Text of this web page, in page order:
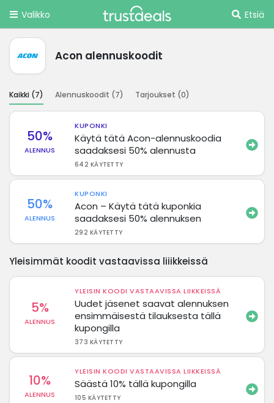
Valikko Etsiä
Acon alennuskoodit
Kaikki (7) Alennuskoodit (7) Tarjoukset (0)
50%
ALENNUS
KUPONKI
Käytä tätä Acon-alennuskoodia
saadaksesi 50% alennusta
642 KÄYTETTY
50%
ALENNUS
KUPONKI
Acon – Käytä tätä kuponkia
saadaksesi 50% alennuksen
292 KÄYTETTY
Yleisimmät koodit vastaavissa liiikkeissä
5%
ALENNUS
YLEISIN KOODI VASTAAVISSA LIIKKEISSÄ
Uudet jäsenet saavat alennuksen
ensimmäisestä tilauksesta tällä
kupongilla
373 KÄYTETTY
10%
ALENNUS
YLEISIN KOODI VASTAAVISSA LIIKKEISSÄ
Säästä 10% tällä kupongilla
105 KÄYTETTY